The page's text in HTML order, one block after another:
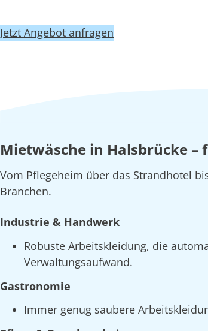
Jetzt Angebot anfragen
Mietwäsche in Halsbrücke –
Vom Pflegeheim über das Strandhotel
Branchen.
Industrie & Handwerk
Robuste Arbeitskleidung, die
Verwaltungsaufwand.
Gastronomie
Immer genug saubere